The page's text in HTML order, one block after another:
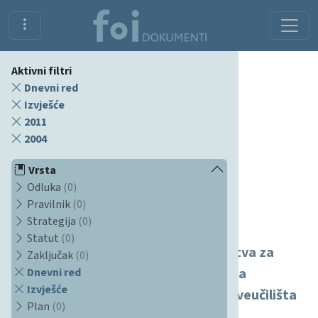
Aktivni filtri
Dnevni red
Izvješće
2011
2004
Vrsta
Odluka (0)
Pravilnik (0)
Strategija (0)
Statut (0)
Zaključak (0)
Dnevni red
Izvješće
Plan (0)
Završno izvješće stručnog povjerenstva za
provođenje reakreditacije Fakultet za
organizaciju i informatiku Varaždin Sveučilišta